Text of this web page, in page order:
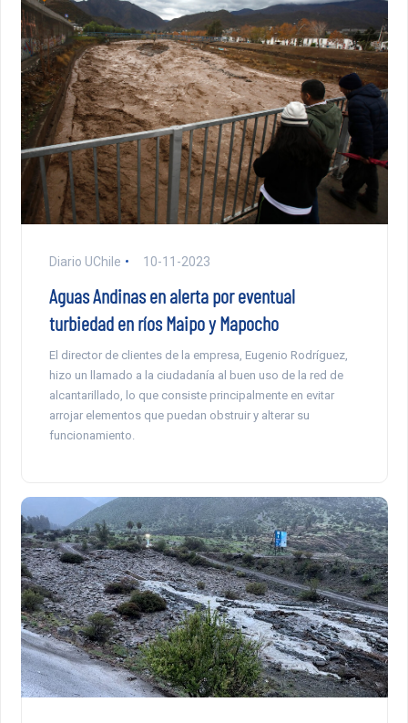
Diario UChile 10-11-2023
Aguas Andinas en alerta por eventual
turbiedad en ríos Maipo y Mapocho
El director de clientes de la empresa, Eugenio Rodríguez,
hizo un llamado a la ciudadanía al buen uso de la red de
alcantarillado, lo que consiste principalmente en evitar
arrojar elementos que puedan obstruir y alterar su
funcionamiento.